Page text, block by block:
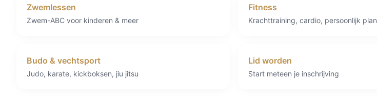
Zwemlessen
Zwem-ABC voor kinderen & meer
Fitness
Krachttraining, cardio, persoonlijk plan
Budo & vechtsport
Judo, karate, kickboksen, jiu jitsu
Lid worden
Start meteen je inschrijving